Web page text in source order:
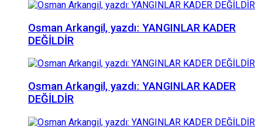
Osman Arkangil, yazdı: YANGINLAR KADER
DEĞİLDİR
Osman Arkangil, yazdı: YANGINLAR KADER
DEĞİLDİR